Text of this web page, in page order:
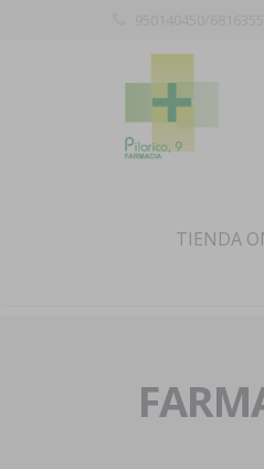
TIENDA